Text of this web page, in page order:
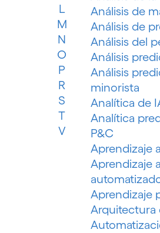
L
M
N
O
P
R
S
T
V
Análisis de
Análisis de
Análisis del
Análisis
Análisis
minorista
Analítica de
Analítica
P&C
Aprendizaje
Aprendizaje
Aprendizaje
Arquitectura